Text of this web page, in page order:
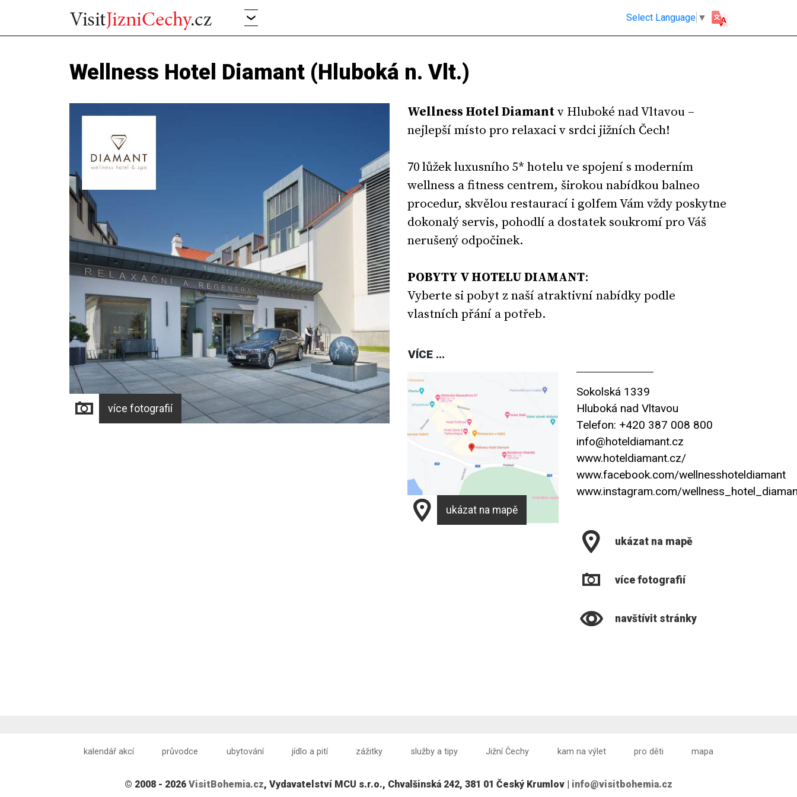
Select Language ▼
Wellness Hotel Diamant (Hluboká n. Vlt.)
více fotografií
Wellness Hotel Diamantv Hluboké nad Vltavou –
nejlepší místo pro relaxaci v srdci jižních Čech!
70 lůžek luxusního 5* hotelu ve spojení s moderním
wellness a fitness centrem, širokou nabídkou balneo
procedur, skvělou restaurací i golfem Vám vždy poskytne
dokonalý servis, pohodlí a dostatek soukromí pro Váš
nerušený odpočinek.
POBYTY V HOTELU DIAMANT:
Vyberte si pobyt z naší atraktivní nabídky podle
vlastních přání a potřeb.
VÍCE ...
ukázat na mapě
Sokolská 1339
Hluboká nad Vltavou
Telefon: +420 387 008 800
info@hoteldiamant.cz
www.hoteldiamant.cz/
www.facebook.com/wellnesshoteldiamant
www.instagram.com/
ukázat na mapě
více fotografií
navštívit stránky
kalendář akcí průvodce ubytování jídlo a pití zážitky služby a tipy Jižní Čechy kam na výlet pro děti mapa
© 2008 - 2026 VisitBohemia.cz, Vydavatelství MCU s.r.o., Chvalšinská 242, 381 01 Český Krumlov | info@visitbohemia.cz